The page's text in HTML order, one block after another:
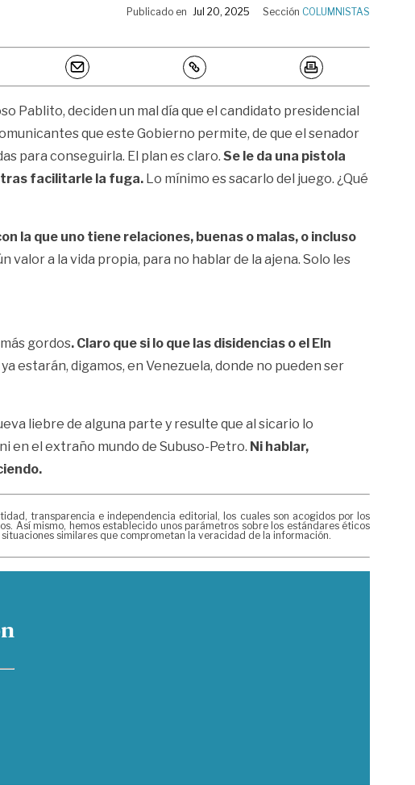
Publicado en Jul 20, 2025 Sección COLUMNISTAS
Pablito, deciden un mal día que el candidato presidencial
que este Gobierno permite, de que el senador
para conseguirla. El plan es claro. Se le da una pistola
tras facilitarle la fuga. Lo mínimo es sacarlo del juego. ¿Qué
la que uno tiene relaciones, buenas o malas, o incluso
valor a la vida propia, para no hablar de la ajena. Solo les
gordos. Claro que si lo que las disidencias o el Eln
estarán, digamos, en Venezuela, donde no pueden ser
liebre de alguna parte y resulte que al sicario lo
en el extraño mundo de Subuso-Petro. Ni hablar,
transparencia e independencia editorial, los cuales son acogidos por los
Así mismo, hemos establecido unos parámetros sobre los estándares éticos
similares que comprometan la veracidad de la información.